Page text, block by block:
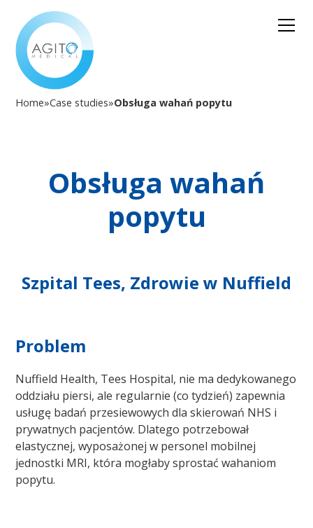
Home»Case studies»Obsługa wahań popytu
Obsługa wahań
popytu
Szpital Tees, Zdrowie w Nuffield
Problem
Nuffield Health, Tees Hospital, nie ma dedykowanego
oddziału piersi, ale regularnie (co tydzień) zapewnia
usługę badań przesiewowych dla skierowań NHS i
prywatnych pacjentów. Dlatego potrzebował
elastycznej, wyposażonej w personel mobilnej
jednostki MRI, która mogłaby sprostać wahaniom
popytu.